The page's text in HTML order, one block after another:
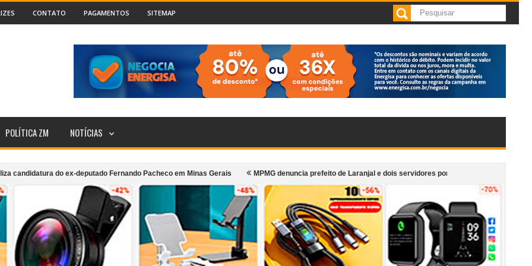
CONTATO PAGAMENTOS SITEMAP
POLÍTICA ZM NOTÍCIAS
ex-deputado Fernando Pacheco em Minas Gerais MPMG denuncia prefeito de Laranjal e dois servidores por irregularidades em licitações de obras
coletivo urbano de Cataguases Incêndio atinge segundo andar de cafeteria anexa ao Supermercado Morais em Cataguases “Monumento